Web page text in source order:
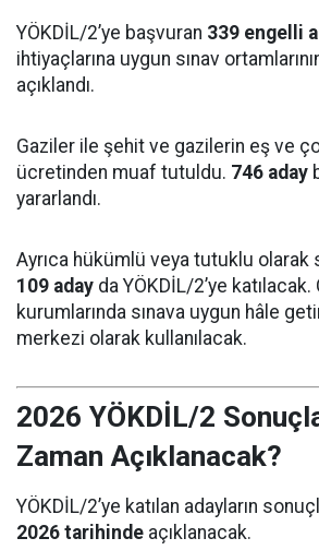
YÖKDİL/2’ye başvuran 339 engelli
ihtiyaçlarına uygun sınav
açıklandı.
Gaziler ile şehit ve gazilerin eş ve
ücretinden muaf tutuldu. 746 aday
yararlandı.
Ayrıca hükümlü veya tutuklu olarak
109 aday da YÖKDİL/2’ye
kurumlarında sınava uygun hâle
merkezi olarak kullanılacak.
2026 YÖKDİL/2
Zaman Açıklanacak?
YÖKDİL/2’ye katılan adayların
2026 tarihinde açıklanacak.